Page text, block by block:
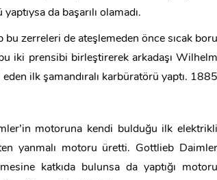
da başarılı olamadı.
bu zerreleri de ateşlemeden önce sıcak boru
iki prensibi birleştirerek arkadaşı Wilhelm
ilk şamandıralı karbüratörü yaptı. 1885
motoruna kendi bulduğu ilk elektrikli
yanmalı motoru üretti. Gottlieb Daimler
katkıda bulunsa da yaptığı motoru